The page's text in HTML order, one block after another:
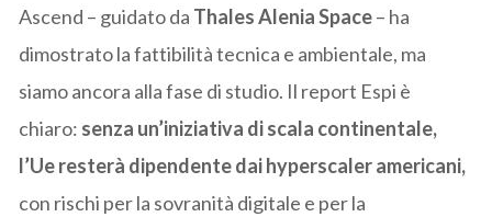
Ascend – guidato da Thales Alenia Space– ha
dimostrato la fattibilità tecnica e ambientale, ma
siamo ancora alla fase di studio. Il report Espi è
chiaro: senza un’iniziativa di scala continentale,
l’Ue resterà dipendente dai hyperscaler americani,
con rischi per la sovranità digitale e per la